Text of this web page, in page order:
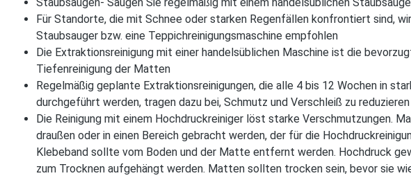
Für Standorte, die mit Schnee oder starken Regenfällen konfrontiert sind,
Staubsauger bzw. eine Teppichreinigungsmaschine empfohlen
Die Extraktionsreinigung mit einer handelsüblichen Maschine ist die
Tiefenreinigung der Matten
Regelmäßig geplante Extraktionsreinigungen, die alle 4 bis 12 Wochen in
durchgeführt werden, tragen dazu bei, Schmutz und Verschleiß zu reduzieren
Die Reinigung mit einem Hochdruckreiniger löst starke Verschmutzungen.
draußen oder in einen Bereich gebracht werden, der für die
Klebeband sollte vom Boden und der Matte entfernt werden. Hochdruck
zum Trocknen aufgehängt werden. Matten sollten trocken sein, bevor sie